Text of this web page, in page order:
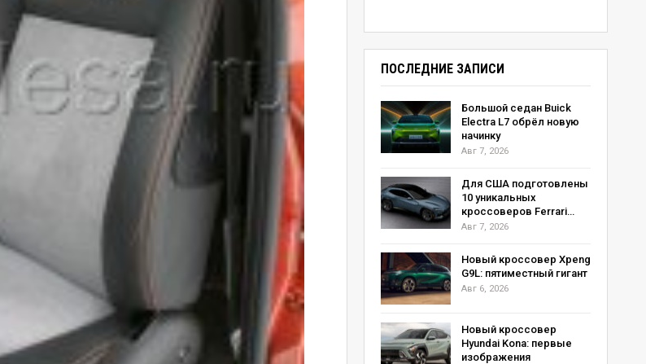
ПОСЛЕДНИЕ ЗАПИСИ
Большой седан Buick
Electra L7 обрёл новую
начинку
Авг 7, 2026
Для США подготовлены
10 уникальных
кроссоверов Ferrari…
Авг 7, 2026
Новый кроссовер Xpeng
G9L: пятиместный гигант
Авг 6, 2026
Новый кроссовер
Hyundai Kona: первые
изображения